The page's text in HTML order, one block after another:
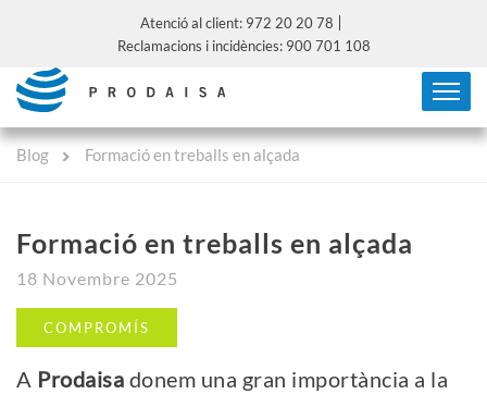
Atenció al client: 972 20 20 78
Reclamacions i incidències: 900 701 108
Blog Formació en treballs en alçada
Formació en treballs en alçada
18 Novembre 2025
COMPROMÍS
A Prodaisa donem una gran importància a la